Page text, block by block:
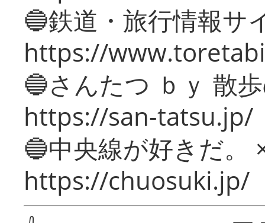
🔵鉄道・旅行情報サ
https://
🔵さんたつ ｂｙ 散
https://san-tatsu.jp/
🔵中央線が好きだ。
https://chuosuki.jp/